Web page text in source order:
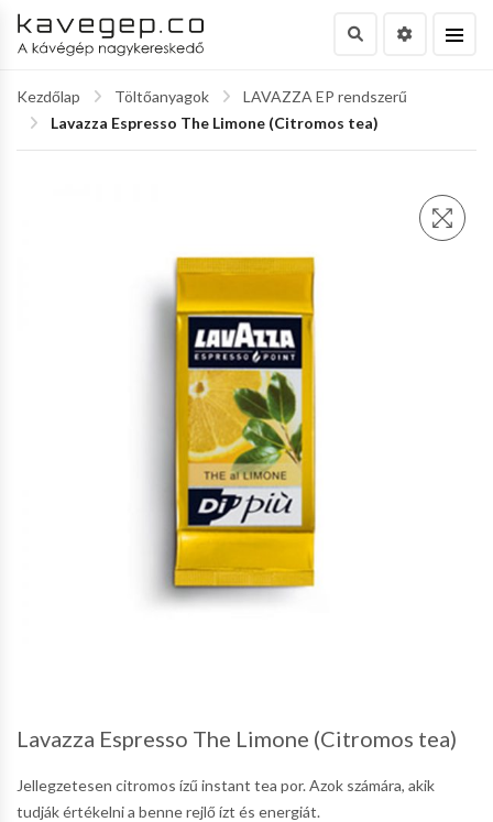
Kezdőlap Töltőanyagok
LAVAZZA EP rendszerű
Lavazza Espresso The Limone (Citromos tea)
Lavazza Espresso The Limone (Citromos tea)
Jellegzetesen citromos ízű instant tea por. Azok számára, akik
tudják értékelni a benne rejlő ízt és energiát.